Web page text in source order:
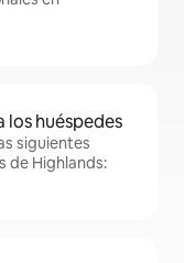
los huéspedes
siguientes
de Highlands: